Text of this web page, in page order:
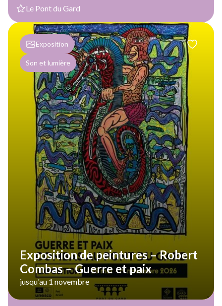
Le Pont du Gard
Exposition de peintures – Robert
Combas – Guerre et paix
jusqu'au 1 novembre
Exposition
Son et lumière